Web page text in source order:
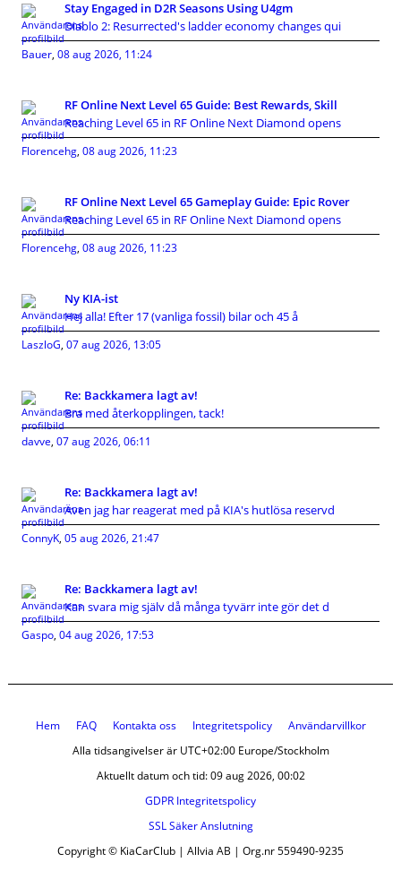
Stay Engaged in D2R Seasons Using U4gm
Diablo 2: Resurrected's ladder economy changes qui
Bauer, 08 aug 2026, 11:24
RF Online Next Level 65 Guide: Best Rewards, Skill
Reaching Level 65 in RF Online Next Diamond opens
Florencehg, 08 aug 2026, 11:23
RF Online Next Level 65 Gameplay Guide: Epic Rover
Reaching Level 65 in RF Online Next Diamond opens
Florencehg, 08 aug 2026, 11:23
Ny KIA-ist
Hej alla! Efter 17 (vanliga fossil) bilar och 45 å
LaszloG, 07 aug 2026, 13:05
Re: Backkamera lagt av!
Bra med återkopplingen, tack!
davve, 07 aug 2026, 06:11
Re: Backkamera lagt av!
Även jag har reagerat med på KIA's hutlösa reservd
ConnyK, 05 aug 2026, 21:47
Re: Backkamera lagt av!
Kan svara mig själv då många tyvärr inte gör det d
Gaspo, 04 aug 2026, 17:53
Hem FAQ Kontakta oss Integritetspolicy
Användarvillkor
Alla tidsangivelser är UTC+02:00 Europe/Stockholm
Aktuellt datum och tid: 09 aug 2026, 00:02
GDPR Integritetspolicy
SSL Säker Anslutning
Copyright © KiaCarClub | Allvia AB | Org.nr 559490-9235